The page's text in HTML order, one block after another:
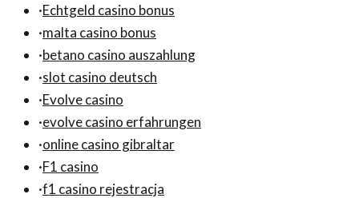
·Echtgeld casino bonus
·malta casino bonus
·betano casino auszahlung
·slot casino deutsch
·Evolve casino
·evolve casino erfahrungen
·online casino gibraltar
·F1 casino
·f1 casino rejestracja